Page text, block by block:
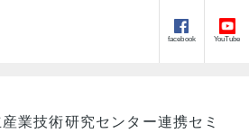
facebook YouTube
業技術研究センター連携セミ